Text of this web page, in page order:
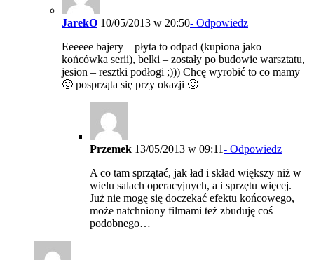
JarekO 10/05/2013 w 20:50- Odpowiedz
Eeeeee bajery – płyta to odpad (kupiona jako
końcówka serii), belki – zostały po budowie warsztatu,
jesion – resztki podłogi ;))) Chcę wyrobić to co mamy
🙂 posprząta się przy okazji 🙂
Przemek 13/05/2013 w 09:11- Odpowiedz
A co tam sprzątać, jak ład i skład większy niż w
wielu salach operacyjnych, a i sprzętu więcej.
Już nie mogę się doczekać efektu końcowego,
może natchniony filmami też zbuduję coś
podobnego…